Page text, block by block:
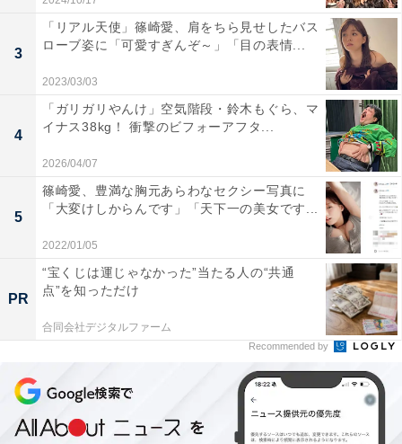
3
「リアル天使」篠崎愛、肩をちら見せしたバス
ローブ姿に「可愛すぎんぞ～」「目の表情...
2023/03/03
4
「ガリガリやんけ」空気階段・鈴木もぐら、マ
イナス38kg！ 衝撃のビフォーアフタ...
2026/04/07
5
篠崎愛、豊満な胸元あらわなセクシー写真に
「大変けしからんです」「天下一の美女です...
2022/01/05
PR
“宝くじは運じゃなかった”当たる人の“共通
点”を知っただけ
合同会社デジタルファーム
Recommended by